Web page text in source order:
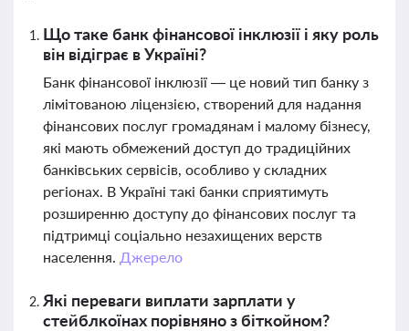
Що таке банк фінансової інклюзії і яку роль
він відіграє в Україні?
Банк фінансової інклюзії — це новий тип банку з
лімітованою ліцензією, створений для надання
фінансових послуг громадянам і малому бізнесу,
які мають обмежений доступ до традиційних
банківських сервісів, особливо у складних
регіонах. В Україні такі банки сприятимуть
розширенню доступу до фінансових послуг та
підтримці соціально незахищених верств
населення. Джерело
Які переваги виплати зарплати у
стейблкоїнах порівняно з біткойном?